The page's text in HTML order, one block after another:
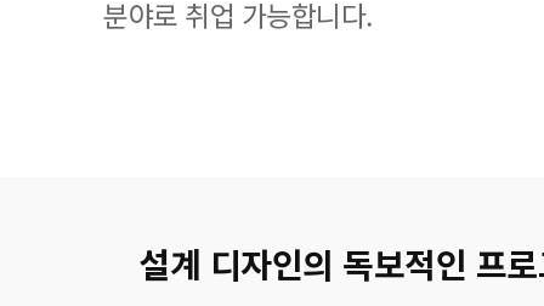
분야로 취업 가능합니다.
설계 디자인의 독보적인 프